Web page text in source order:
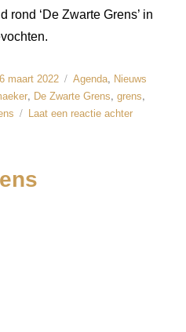
rond ‘De Zwarte Grens’ in
maart 2022 Agenda, Nieuws
, De Zwarte Grens,grens,
Laat een reactie achter